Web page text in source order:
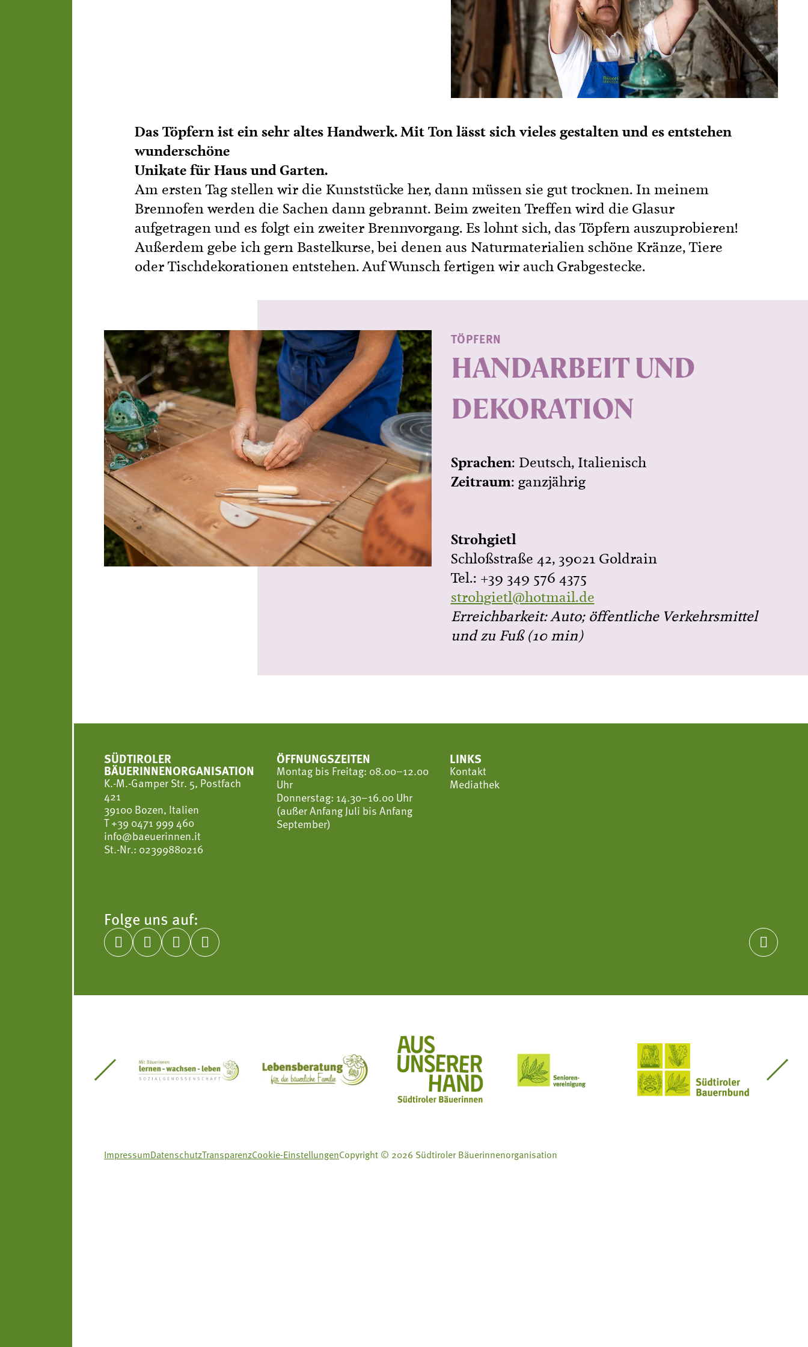
Termine 
Mitgliedschaft
Landessekretariat
Bäuerliche Buffets
Hofgeschichten
Das Töpfern ist ein sehr altes Handwerk. Mit Ton lässt sich vieles gestalten und es entstehen
wunderschöne
Unikate für Haus und Garten.
Am ersten Tag stellen wir die Kunststücke her, dann müssen sie gut trocknen. In meinem
Brennofen werden die Sachen dann gebrannt. Beim zweiten Treffen wird die Glasur
aufgetragen und es folgt ein zweiter Brennvorgang. Es lohnt sich, das Töpfern auszuprobieren!
Außerdem gebe ich gern Bastelkurse, bei denen aus Naturmaterialien schöne Kränze, Tiere
oder Tischdekorationen entstehen. Auf Wunsch fertigen wir auch Grabgestecke.
TÖPFERN
HANDARBEIT UND
DEKORATION
Sprachen: Deutsch, Italienisch
Zeitraum: ganzjährig
Strohgietl
Schloßstraße 42, 39021 Goldrain
Tel.: +39 349 576 4375
strohgietl@hotmail.de
Erreichbarkeit: Auto; öffentliche Verkehrsmittel
und zu Fuß (10 min)
SÜDTIROLER
BÄUERINNENORGANISATION
K.-M.-Gamper Str. 5, Postfach
421
39100 Bozen, Italien
T+39 0471 999 460
info@baeuerinnen.it
St.-Nr.: 02399880216
ÖFFNUNGSZEITEN
Montag bis Freitag: 08.00–12.00
Uhr
Donnerstag: 14.30–16.00 Uhr
(außer Anfang Juli bis Anfang
September)
LINKS
Kontakt
Mediathek
Folge uns auf:
    
Südtiroler Gärtnervereinigung Sozialgenossenschaft Mit Bäuerinnen lernen - wachsen - leben
Lebensberatung für die bäuerliche Familie
Aus unserer Hand Seniorenvereinigung im SBB Südtiroler Bauernbund
ImpressumDatenschutzTransparenzCookie-EinstellungenCopyright © 2026 Südtiroler Bäuerinnenorganisation